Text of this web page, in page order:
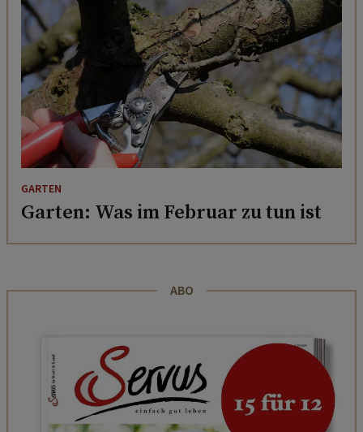
GARTEN
Garten: Was im Februar zu tun ist
ABO